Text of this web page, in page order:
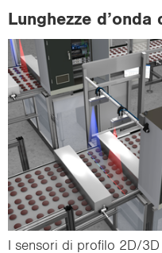
Lun­ghez­ze
I sen­so­ri di pro­fi­lo 2D/